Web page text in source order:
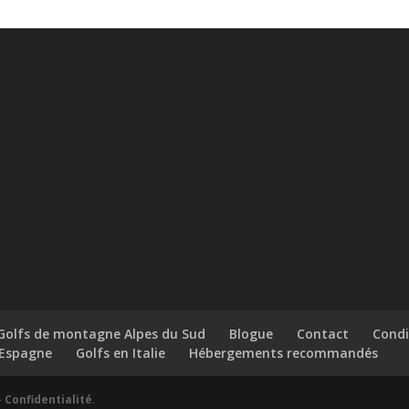
de montagne Alpes du Sud Blogue Contact
Golfs en Italie Hébergements recommandés
Confidentialité.